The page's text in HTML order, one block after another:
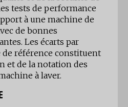
tests de performance
à une machine de
de bonnes
Les écarts par
de référence constituent
et de la notation des
à laver.